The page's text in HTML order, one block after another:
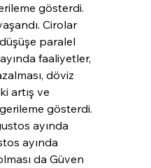
gösterdi.
Cirolar
paralel
faaliyetler,
döviz
artış ve
gösterdi.
ayında
ayında
da Güven